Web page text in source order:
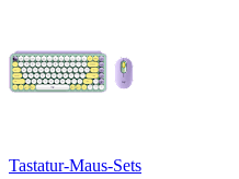
Tastatur-Maus-Sets